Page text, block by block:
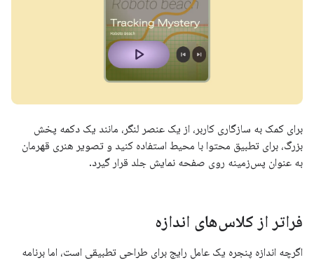
برای کمک به سازگاری کاربر، از یک عنصر لنگر، مانند یک دکمه پخش
بزرگ، برای تطبیق محتوا با محیط استفاده کنید و تصویر هنری قهرمان
به عنوان پس‌زمینه روی صفحه نمایش جلد قرار گیرد.
فراتر از کلاس‌های اندازه
اگرچه اندازه پنجره یک عامل رایج برای طراحی تطبیقی ​​است، اما برنامه